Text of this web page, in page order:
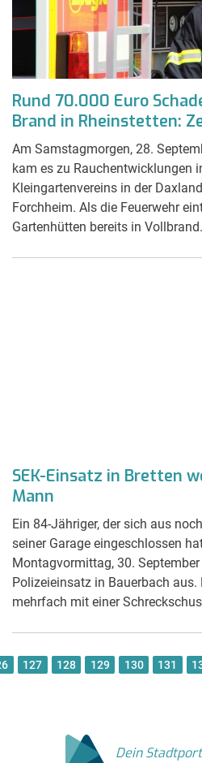
Rund 70.000 Euro
Brand in Rheinstetten:
Am Samstagmorgen, 28.
kam es zu Rauchentwicklungen
Kleingartenvereins in der
Forchheim. Als die Feuerwehr
Gartenhütten bereits in Vollbrand.
SEK-Einsatz in Bretten
Mann
Ein 84-Jähriger, der sich aus
seiner Garage eingeschlossen
Montagvormittag, 30.
Polizeieinsatz in Bauerbach aus.
mehrfach mit einer
127 128 129 130 131
Dein